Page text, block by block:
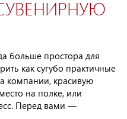
больше простора для
как сугубо практичные
компании, красивую
на полке, или
Перед вами —